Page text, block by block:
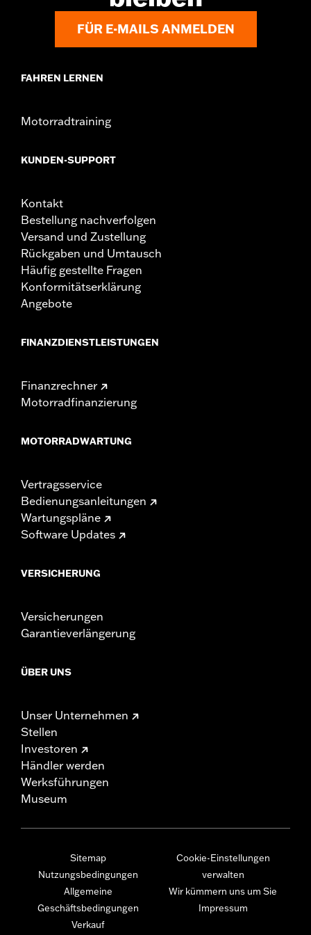
FÜR E-MAILS ANMELDEN
FAHREN LERNEN
Motorradtraining
KUNDEN-SUPPORT
Kontakt
Bestellung nachverfolgen
Versand und Zustellung
Rückgaben und Umtausch
Häufig gestellte Fragen
Konformitätserklärung
Angebote
FINANZDIENSTLEISTUNGEN
Finanzrechner
Motorradfinanzierung
MOTORRADWARTUNG
Vertragsservice
Bedienungsanleitungen
Wartungspläne
Software Updates
VERSICHERUNG
Versicherungen
Garantieverlängerung
ÜBER UNS
Unser Unternehmen
Stellen
Investoren
Händler werden
Werksführungen
Museum
Sitemap
Nutzungsbedingungen
Allgemeine
Geschäftsbedingungen
Verkauf
Cookie-Einstellungen
verwalten
Wir kümmern uns um Sie
Impressum